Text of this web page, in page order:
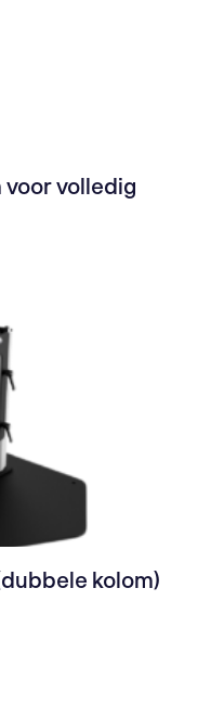
voor volledig
kolom)